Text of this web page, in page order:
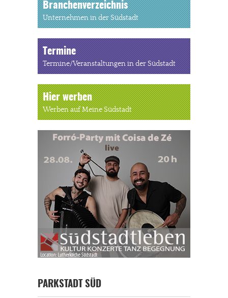
Branchenverzeichnis
Unternehmen in der Südstadt
Termine
Termine/Veranstaltungen in der Südstadt
Hier werben
Werben auf Meine Südstadt
PARKSTADT SÜD